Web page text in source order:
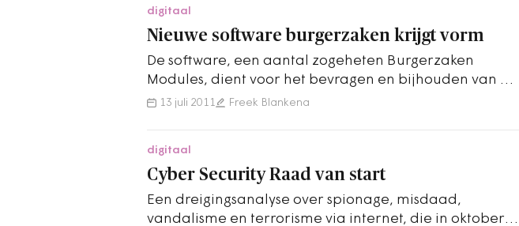
digitaal
Nieuwe software burgerzaken krijgt vorm
De software, een aantal zogeheten Burgerzaken
Modules, dient voor het bevragen en bijhouden van de
nieuwe Basisregistratie Personen (BRP,…
13 juli 2011 Freek Blankena
digitaal
Cyber Security Raad van start
Een dreigingsanalyse over spionage, misdaad,
vandalisme en terrorisme via internet, die in oktober